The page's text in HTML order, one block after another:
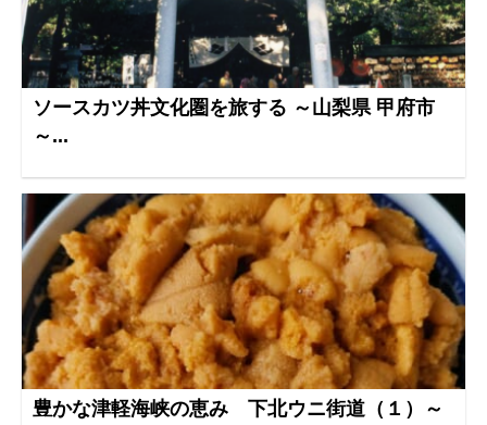
ソースカツ丼文化圏を旅する ～山梨県 甲府市
～...
豊かな津軽海峡の恵み 下北ウニ街道（１）～